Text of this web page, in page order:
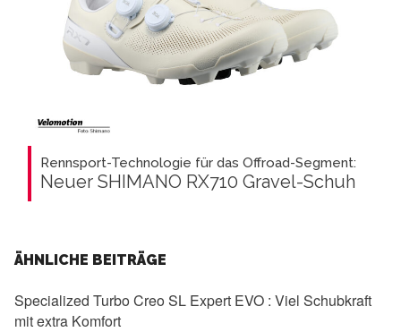
Rennsport-Technologie für das Offroad-Segment:
Neuer SHIMANO RX710 Gravel-Schuh
ÄHNLICHE BEITRÄGE
Specialized Turbo Creo SL Expert EVO : Viel Schubkraft
mit extra Komfort